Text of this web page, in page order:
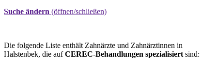
Suche ändern (öffnen/schließen)
Die folgende Liste enthält Zahnärzte und Zahnärztinnen in
Halstenbek, die aufCEREC-Behandlungen spezialisiert sind: